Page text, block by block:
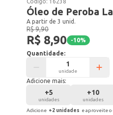
Óleo de Peroba
A partir de 3 unid.
R$ 9,90
R$ 8,90 -10%
Quantidade:
unidade
Adicione mais:
+5
unidades
+10
unidades
Adicione +2 unidades e aproveite o